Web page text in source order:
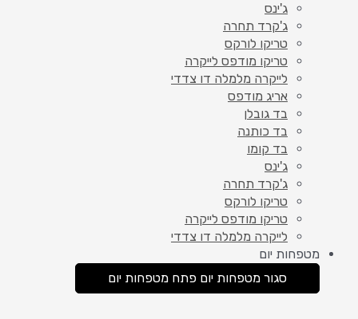
ג'ינס
ג'קרד תחרה
טריקו לורקס
טריקו מודפס לייקרה
לייקרה מלמלה דו צדדי
אריג מודפס
בד גובלן
בד כותנה
בד קומו
ג'ינס
ג'קרד תחרה
טריקו לורקס
טריקו מודפס לייקרה
לייקרה מלמלה דו צדדי
מטפחות יום
סגור מטפחות יום פתח מטפחות יום